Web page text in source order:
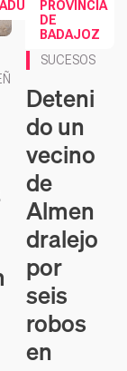
DE
BADAJOZ
Deteni
do un
vecino
de
Almen
dralejo
por
seis
robos
en